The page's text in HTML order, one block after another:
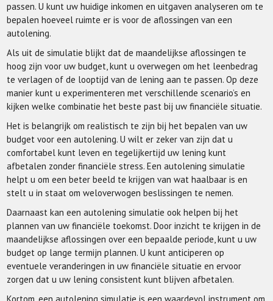
passen. U kunt uw huidige inkomen en uitgaven analyseren om te
bepalen hoeveel ruimte er is voor de aflossingen van een
autolening.
Als uit de simulatie blijkt dat de maandelijkse aflossingen te
hoog zijn voor uw budget, kunt u overwegen om het leenbedrag
te verlagen of de looptijd van de lening aan te passen. Op deze
manier kunt u experimenteren met verschillende scenario’s en
kijken welke combinatie het beste past bij uw financiële situatie.
Het is belangrijk om realistisch te zijn bij het bepalen van uw
budget voor een autolening. U wilt er zeker van zijn dat u
comfortabel kunt leven en tegelijkertijd uw lening kunt
afbetalen zonder financiële stress. Een autolening simulatie
helpt u om een beter beeld te krijgen van wat haalbaar is en
stelt u in staat om weloverwogen beslissingen te nemen.
Daarnaast kan een autolening simulatie ook helpen bij het
plannen van uw financiële toekomst. Door inzicht te krijgen in de
maandelijkse aflossingen over een bepaalde periode, kunt u uw
budget op lange termijn plannen. U kunt anticiperen op
eventuele veranderingen in uw financiële situatie en ervoor
zorgen dat u uw lening consistent kunt blijven afbetalen.